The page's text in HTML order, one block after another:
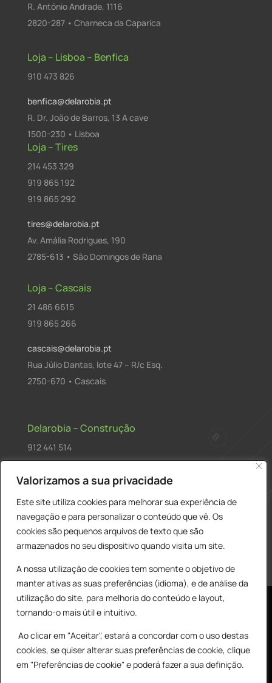
Valorizamos a sua privacidade
Este site utiliza cookies para melhorar sua experiência de
navegação e para personalizar o conteúdo que vê. Os
cookies são pequenos arquivos de texto que são
armazenados no seu dispositivo quando visita um site.
A nossa utilização de cookies tem somente o objetivo de
manter ativas as suas preferências (idioma), e de análise da
utilização do site, para melhoria do conteúdo e layout,
tornando-o mais útil e intuitivo.
Ao clicar em "Aceitar", estará a concordar com o uso destas
cookies, se quiser alterar suas preferências de cookie, clique
em "Preferências de cookie" e poderá fazer a sua definição.
R. António Andrade, 1116
2820-287 • Charneca da Caparica
Loja – Lisboa – Benfica
910 473 826
benfica@delarobia.pt
R. Dr. João de Barros, 13 A cave
1500-230 • Lisboa
Loja – Tires
214 453 329
919 865 192
919 865 292
tires@delarobia.pt
Av. Amália Rodrigues, 190
2785-613 • São Domingos de Rana
Loja – Cascais
21 486 6615
919 865 266
cascais@delarobia.pt
Rua Júlio Dantas, lote 47 – R/c Esq.
2750-670 • Cascais
Delarobia – Construção
912 441 514
R. António Andrade, 1171
2820-287 • Charneca de Caparica
Products
search PESQUISAR
© All Copyright 2025 by Delarobia.pt 0